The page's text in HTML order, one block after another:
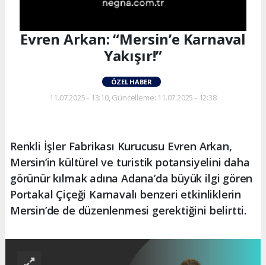
Evren Arkan: “Mersin’e Karnaval
Yakışır!”
ÖZEL HABER
11.07.2025 - 13:10, Güncelleme: 11.07.2025 - 12:38
Renkli İşler Fabrikası Kurucusu Evren Arkan,
Mersin’in kültürel ve turistik potansiyelini daha
görünür kılmak adına Adana’da büyük ilgi gören
Portakal Çiçeği Karnavalı benzeri etkinliklerin
Mersin’de de düzenlenmesi gerektiğini belirtti.